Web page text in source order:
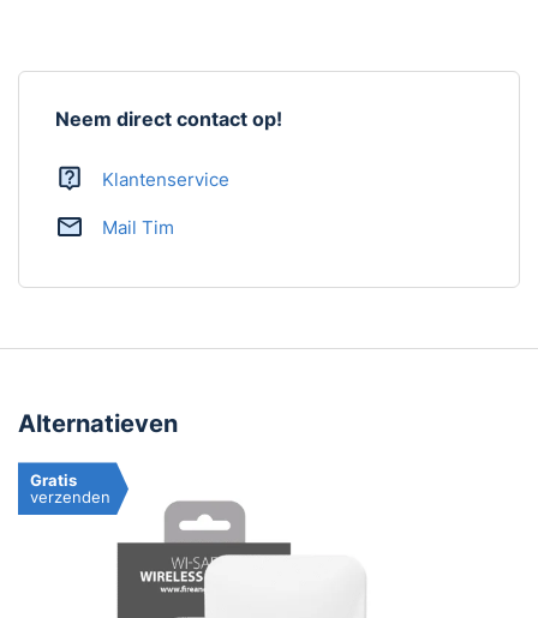
Neem direct contact op!
Klantenservice
Mail Tim
Alternatieven
Gratis
verzenden